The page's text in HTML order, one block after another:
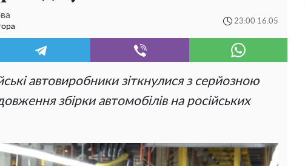
23:00 16.05
автовиробники зіткнулися з серйозною
збірки автомобілів на російських